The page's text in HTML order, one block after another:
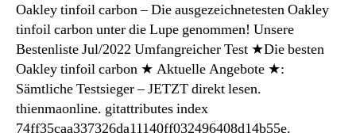
Oakley tinfoil carbon – Die ausgezeichnetesten Oakley
tinfoil carbon unter die Lupe genommen! Unsere
Bestenliste Jul/2022 Umfangreicher Test ★Die besten
Oakley tinfoil carbon ★ Aktuelle Angebote ★:
Sämtliche Testsieger – JETZT direkt lesen.
thienmaonline. gitattributes index
74ff35caa337326da11140ff032496408d14b55e.